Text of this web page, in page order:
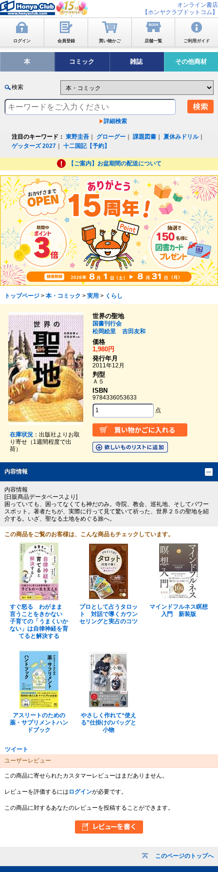
オンライン書店
【ホンヤクラブドットコム】
ログイン 会員登録 買い物かご 店舗一覧 ご利用ガイド
本 コミック 雑誌 その他商材
検索
詳細検索
注目のキーワード： 東野圭吾 グローグー ｜課題図書 ｜夏休みドリル｜
ゲッターズ 2027 ｜十二国記【予約】
【ご案内】お盆期間の配送について
このページのトップへ
トップページ> 本・コミック > 実用 > くらし
在庫状況：出版社よりお取
り寄せ（1週間程度で出
荷）
世界の聖地
国書刊行会
松岡絵里
吉田友和
価格
1,980円
発行年月
2011年12月
判型
Ａ５
ISBN
9784336053633
点
内容情報
内容情報
[日販商品データベースより]
困っていても、困ってなくても神だのみ。寺院、教会、巡礼地、そしてパワー
スポット。著者たちが、実際に行って見て驚いて祈った、世界２５の聖地を紹
介する。いざ、聖なる土地をめぐる旅へ。
この商品をご覧のお客様は、こんな商品もチェックしています。
すぐ怒る わがまま
言うことをきかない
子育ての「うまくいか
ない」は自律神経を育
てると解決する
プロとして占うタロッ
ト 対話で導くカウン
セリングと実占のコツ
マインドフルネス瞑想
入門 新装版
アスリートのための
薬・サプリメントハン
ドブック
やさしく作れて“使え
る”仕掛けのバッグと
小物
ツイート
ユーザーレビュー
この商品に寄せられたカスタマーレビューはまだありません。
レビューを評価するには ログインが必要です。
この商品に対するあなたのレビューを投稿することができます。